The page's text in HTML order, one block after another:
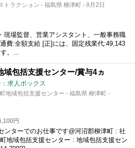
トラクション - 福島県 柳津町 - 8月2日
現場監督、営業アシスタント、一般事務職
費:全額支給 [正]には、固定残業代:49,143
。...
域包括支援センター/賞与4ヵ
求人ボックス
地域包括支援センター - 福島県 柳津町 -
円
ンターでのお仕事です@河沼郡柳津町 : 社
地域包括支援センター : 地域包括支援セン